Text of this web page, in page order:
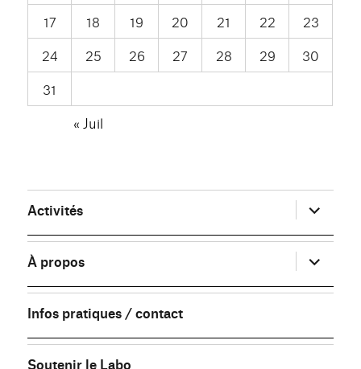
17
18 19 20 21 22
23
24
25 26 27 28 29
30
31
« Juil
Activités ouvrir
le
sous-
menu
À propos
ouvrir
le
sous-
menu
Infos pratiques / contact
Soutenir le Labo